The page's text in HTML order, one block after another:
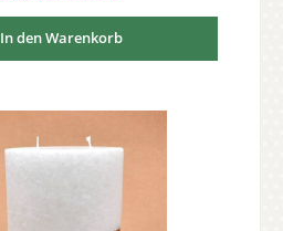
In den Warenkorb